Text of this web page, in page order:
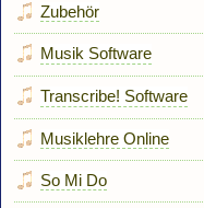
Zubehör
Musik Software
Transcribe! Software
Musiklehre Online
So Mi Do